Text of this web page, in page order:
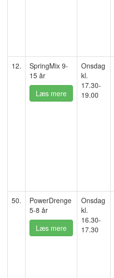
12.
SpringMix 9-
15 år
Læs mere
Onsdag
kl.
17.30-
19.00
50.
PowerDrenge
5-8 år
Læs mere
Onsdag
kl.
16.30-
17.30